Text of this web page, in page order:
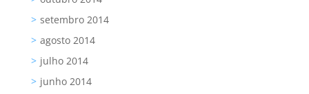
setembro 2014
agosto 2014
julho 2014
junho 2014